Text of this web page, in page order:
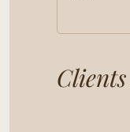
Clients